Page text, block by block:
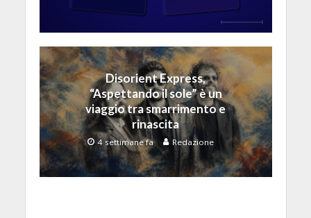
Disorient Express,
“Aspettando il sole” è un
viaggio tra smarrimento e
rinascita
4 settimane fa Redazione